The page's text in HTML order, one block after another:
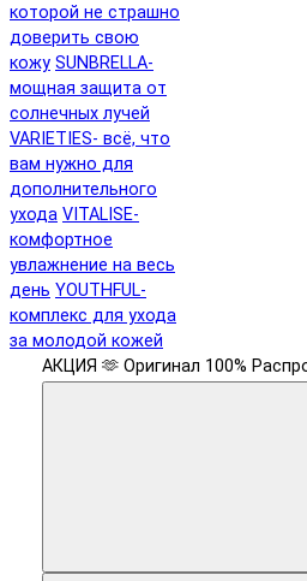
которой не страшно
доверить свою
кожу SUNBRELLA-
мощная защита от
солнечных лучей
VARIETIES- всё, что
вам нужно для
дополнительного
ухода VITALISE-
комфортное
увлажнение на весь
день YOUTHFUL-
комплекс для ухода
за молодой кожей
АКЦИЯ 🫶 Оригинал 100%